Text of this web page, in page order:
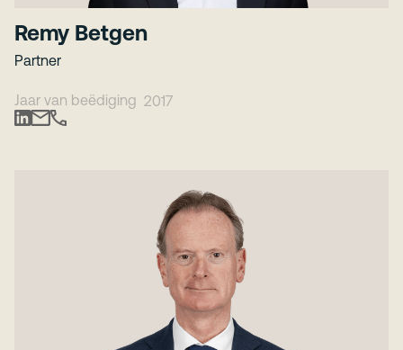
Remy Betgen
Partner
Jaar van beëdiging 2017